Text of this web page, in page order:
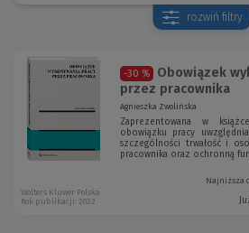
rozwiń filtry
-30 %
Obowiązek
przez pracownika
Agnieszka Zwolińska
Zaprezentowana w
obowiązku pracy
szczególności trwałość i
pracownika oraz ochronną
Najniższa
Wolters Kluwer Polska
Rok publikacji: 2022